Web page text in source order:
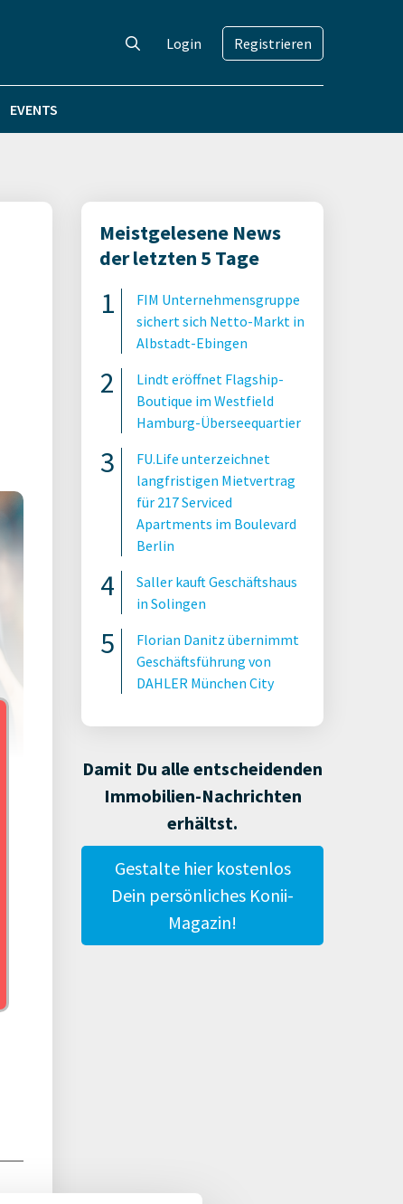
Login Registrieren
EVENTS
Meistgelesene News
der letzten 5 Tage
FIM Unternehmensgruppe
sichert sich Netto-Markt in
Albstadt-Ebingen
Lindt eröffnet Flagship-
Boutique im Westfield
Hamburg-Überseequartier
FU.Life unterzeichnet
langfristigen Mietvertrag
für 217 Serviced
Apartments im Boulevard
Berlin
Saller kauft Geschäftshaus
in Solingen
Florian Danitz übernimmt
Geschäftsführung von
DAHLER München City
Damit Du alle entscheidenden
Immobilien-Nachrichten
erhältst.
Gestalte hier kostenlos
Dein persönliches Konii-
Magazin!